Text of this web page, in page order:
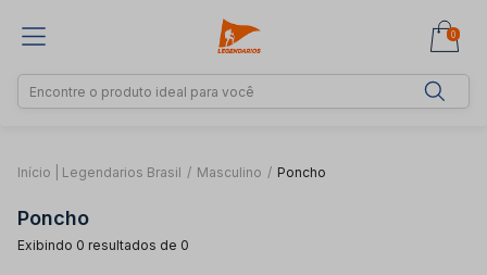
0
Início | Legendarios Brasil / Masculino / Poncho
Poncho
Exibindo 0 resultados de 0